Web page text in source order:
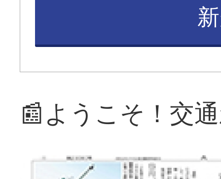
📰ようこそ！交